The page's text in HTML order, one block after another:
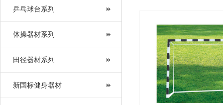
乒乓球台系列
体操器材系列
田径器材系列
新国标健身器材